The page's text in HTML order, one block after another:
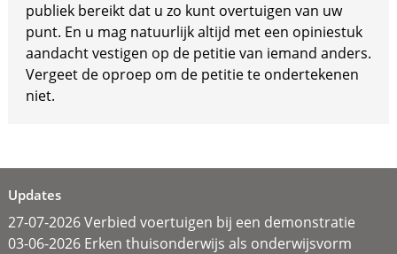
publiek bereikt dat u zo kunt overtuigen van uw
punt. En u mag natuurlijk altijd met een opiniestuk
aandacht vestigen op de petitie van iemand anders.
Vergeet de oproep om de petitie te ondertekenen
niet.
Updates
27-07-2026 Verbied voertuigen bij een demonstratie
03-06-2026 Erken thuisonderwijs als onderwijsvorm